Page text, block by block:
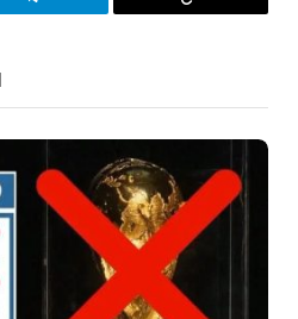
Telegram
Copy